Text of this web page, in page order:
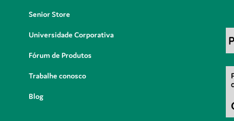
Senior Store
Universidade Corporativa
Fórum de Produtos
Trabalhe conosco
Blog